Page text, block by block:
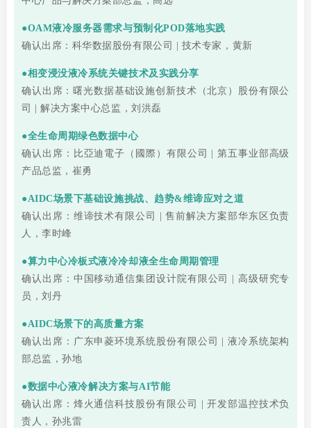
●OAM液冷服务器需求与预制化POD落地实践
确认出席：科华数据股份有限公司 | 技术专家，黄新
●相变浸没液冷系统关键技术及实践分享
确认出席：曙光数据基础设施创新技术（北京）股份有限公
司 | 解决方案中心总监，刘洪磊
●全生命周期绿色数据中心
确认出席：比亞迪電子（國際）有限公司 | 第五事业部高级
产品总监，崔勇
●AIDC场景下基础设施挑战、趋势&维谛应对之道
确认出席：维谛技术有限公司 | 售前解决方案部华东区负责
人 ，李时峰
●算力中心冷板式液冷冷却液全生命周期管理
确认出席：中国移动通信集团设计院有限公司 | 高级研究专
员，刘丹
●AIDC场景下的高质量方案
确认出席：广东申菱环境系统股份有限公司 | 液冷系统架构
部总监 ，孙地
●数据中心液冷解决方案与AI节能
确认出席：烽火通信科技股份有限公司 | 开发部温控技术负
责人，孙兆雷